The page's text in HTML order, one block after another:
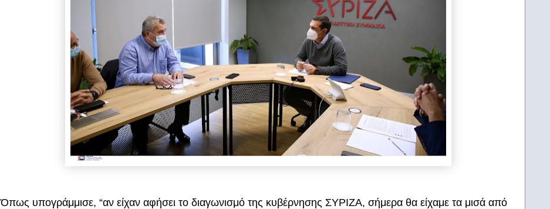
Όπως υπογράμμισε, “αν είχαν αφήσει το διαγωνισμό της κυβέρνησης ΣΥΡΙΖΑ, σήμερα θα είχαμε τα μισά από